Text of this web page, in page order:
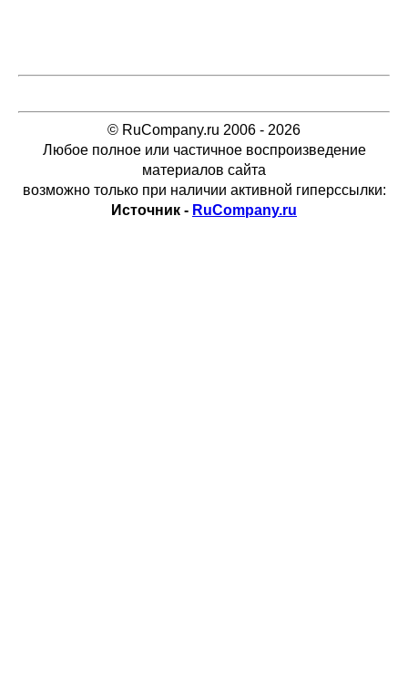
© RuCompany.ru 2006 - 2026
Любое полное или частичное воспроизведение
материалов сайта
возможно только при наличии активной гиперссылки:
Источник - RuCompany.ru